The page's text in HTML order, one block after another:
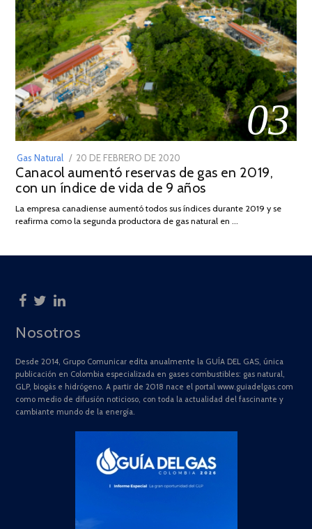
03
Gas Natural
POSTED
ON
20 DE FEBRERO DE 2020
DE
JULIO
2025
Canacol aumentó reservas de gas en 2019,
con un índice de vida de 9 años
La empresa canadiense aumentó todos sus índices durante 2019 y se
reafirma como la segunda productora de gas natural en …
Nosotros
Desde 2014, Grupo Comunicar edita anualmente la GUÍA DEL GAS, única
publicación en Colombia especializada en gases combustibles: gas natural,
GLP, biogás e hidrógeno. A partir de 2018 nace el portal www.guiadelgas.com
como medio de difusión noticioso, con toda la actualidad del fascinante y
cambiante mundo de la energía.